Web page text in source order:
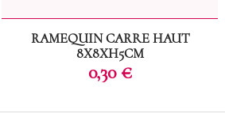
RAMEQUIN CARRE HAUT
8X8XH5CM
Prix
0,30 €